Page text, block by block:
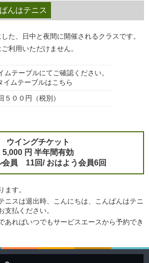
んはテニス
た、日中と夜間に開催されるクラスです。
利用いただけません。
ムテーブルにてご確認ください。
イムテーブルはこちら
５００円（税別）
ウイングチケット
5,000 円 半年間有効
会員 11回/ おはよう会員6回
ます。
ニスは退出時、こんにちは、こんばんはテニ
支払ください。
あればいつでもサービスエースから予約でき